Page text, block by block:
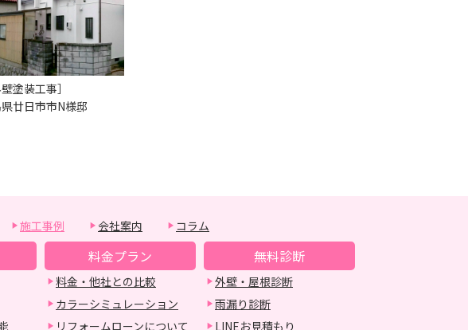
壁塗装工事］
廿日市市N様邸
施工事例 会社案内 コラム
料金プラン
料金・他社との比較
カラーシミュレーション
リフォームローンについて
無料診断
外壁・屋根診断
雨漏り診断
LINEお見積もり